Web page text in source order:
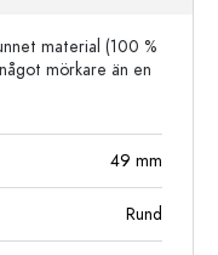
material (100 %
mörkare än en
49 mm
Rund